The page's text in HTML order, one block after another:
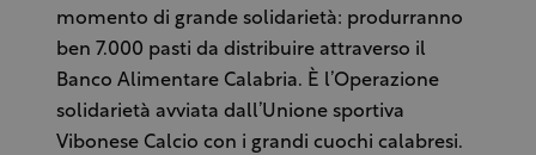
momento di grande solidarietà: produrranno
ben 7.000 pasti da distribuire attraverso il
Banco Alimentare Calabria. È l’Operazione
solidarietà avviata dall’Unione sportiva
Vibonese Calcio con i grandi cuochi calabresi.